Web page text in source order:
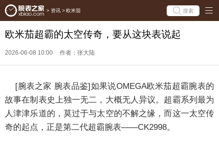
> 资讯 > 欧米茄 搜索
欧米茄超霸的太空传奇，要从这块表说起
2026-06-08 10:00 作者：张大陆
[腕表之家 腕表品鉴]如果说OMEGA欧米茄超霸腕表的
故事在制表史上独一无二，大概无人异议。超霸系列最为
人津津乐道的，莫过于与太空的不解之缘，而这一太空传
奇的起点，正是第二代超霸腕表——CK2998。